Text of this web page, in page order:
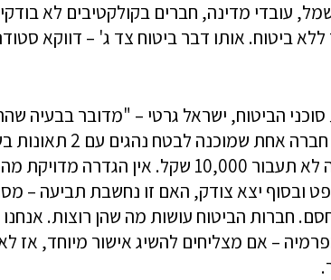
ללא ביטוח. אותו דבר ביטוח צד ג' – דווקא
הביטוח, ישראל גרטי – "מדובר בבעיה
כיום יש רק
ובסוף יצא צודק, האם זו נחשבת תביעה –
חברות הביטוח עושות מה שהן רוצות.
– אם מצליחים להשיג אישור מיוחד, אז